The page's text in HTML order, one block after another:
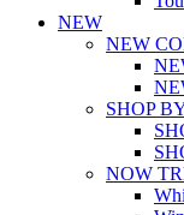
NEW
NEW
SHOP
NOW